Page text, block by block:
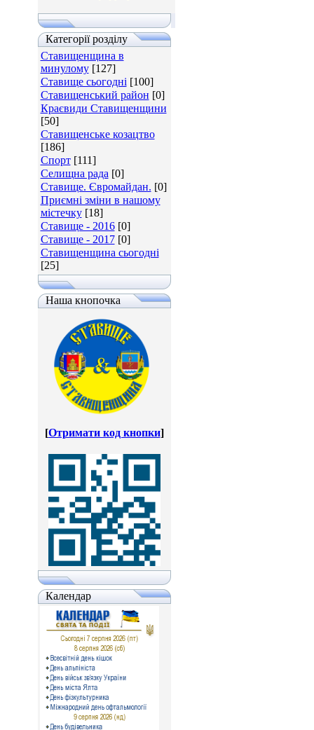
Категорії розділу
Ставищенщина в
минулому [127]
Ставище сьогодні [100]
Ставищенський район [0]
Краєвиди Ставищенщини
[50]
Ставищенське козацтво
[186]
Спорт [111]
Селищна рада [0]
Ставище. Євромайдан. [0]
Приємні зміни в нашому
містечку [18]
Ставище - 2016 [0]
Ставище - 2017 [0]
Ставищенщина сьогодні
[25]
Наша кнопочка
[Отримати код кнопки]
Календар